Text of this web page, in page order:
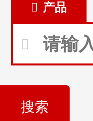
产品
搜索